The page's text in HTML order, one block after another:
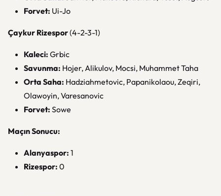
Forvet: Ui-Jo
Çaykur Rizespor(4-2-3-1)
Kaleci: Grbic
Savunma: Hojer, Alikulov, Mocsi, Muhammet Taha
Orta Saha: Hadziahmetovic, Papanikolaou, Zeqiri,
Olawoyin, Varesanovic
Forvet: Sowe
Maçın Sonucu:
Alanyaspor: 1
Rizespor: 0